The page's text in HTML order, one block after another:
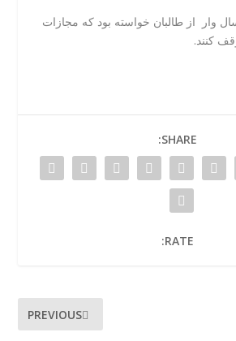
وار از طالبان خواسته بود که مجازات
کنند.
SHARE:
RATE:
PREVIOUS